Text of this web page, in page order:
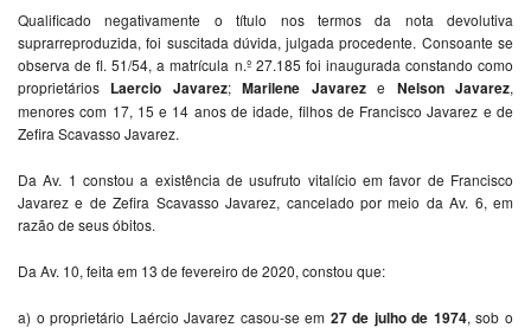
Qualificado negativamente o título nos termos da nota devolutiva
suprarreproduzida, foi suscitada dúvida, julgada procedente. Consoante se
observa de fl. 51/54, a matrícula n.º 27.185 foi inaugurada constando como
proprietários Laercio Javarez;Marilene Javareze Nelson Javarez,
menores com 17, 15 e 14 anos de idade, filhos de Francisco Javarez e de
Zefira Scavasso Javarez.
Da Av. 1 constou a existência de usufruto vitalício em favor de Francisco
Javarez e de Zefira Scavasso Javarez, cancelado por meio da Av. 6, em
razão de seus óbitos.
Da Av. 10, feita em 13 de fevereiro de 2020, constou que:
a) o proprietário Laércio Javarez casou-se em 27 de julho de 1974, sob o